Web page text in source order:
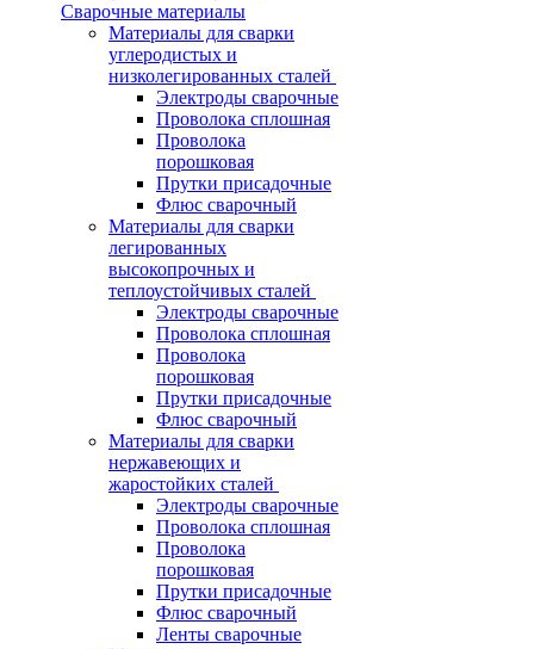
Сварочные материалы
Материалы для сварки
углеродистых и
низколегированных сталей
Электроды сварочные
Проволока сплошная
Проволока
порошковая
Прутки присадочные
Флюс сварочный
Материалы для сварки
легированных
высокопрочных и
теплоустойчивых сталей
Электроды сварочные
Проволока сплошная
Проволока
порошковая
Прутки присадочные
Флюс сварочный
Материалы для сварки
нержавеющих и
жаростойких сталей
Электроды сварочные
Проволока сплошная
Проволока
порошковая
Прутки присадочные
Флюс сварочный
Ленты сварочные